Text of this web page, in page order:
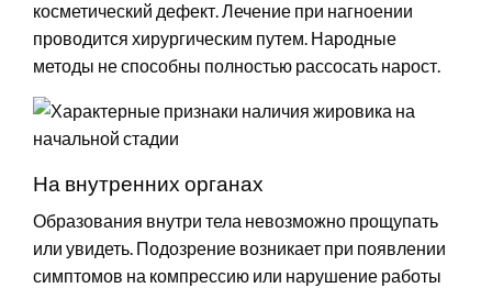
косметический дефект. Лечение при нагноении
проводится хирургическим путем. Народные
методы не способны полностью рассосать нарост.
На внутренних органах
Образования внутри тела невозможно прощупать
или увидеть. Подозрение возникает при появлении
симптомов на компрессию или нарушение работы